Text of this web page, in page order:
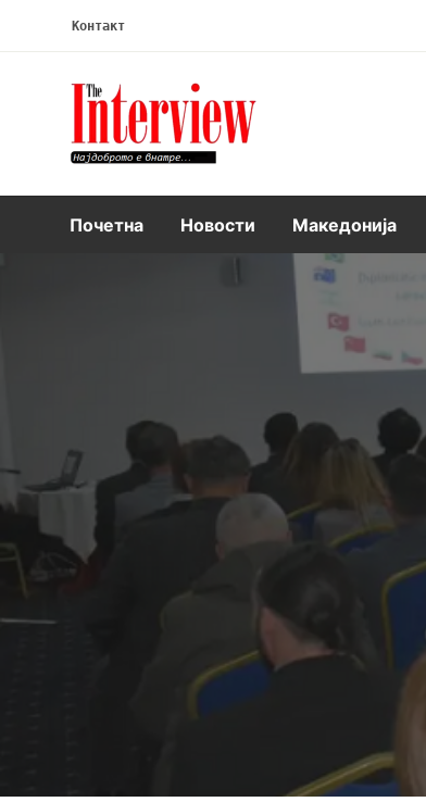
Контакт
Интервју
Почетна Новости Македонија